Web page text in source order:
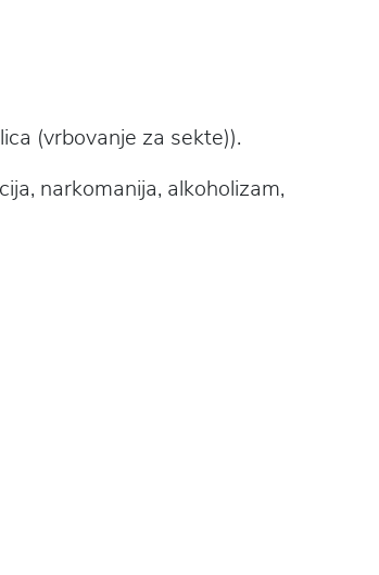
(vrbovanje za sekte)).
narkomanija, alkoholizam,